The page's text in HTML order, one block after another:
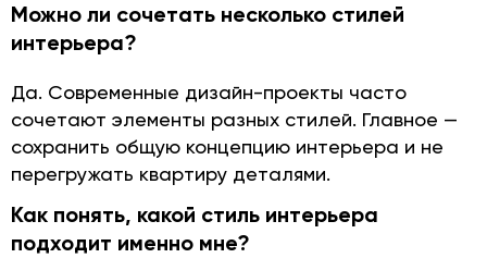
Можно ли сочетать несколько стилей
интерьера?
Да. Современные дизайн-проекты часто
сочетают элементы разных стилей. Главное —
сохранить общую концепцию интерьера и не
перегружать квартиру деталями.
Как понять, какой стиль интерьера
подходит именно мне?